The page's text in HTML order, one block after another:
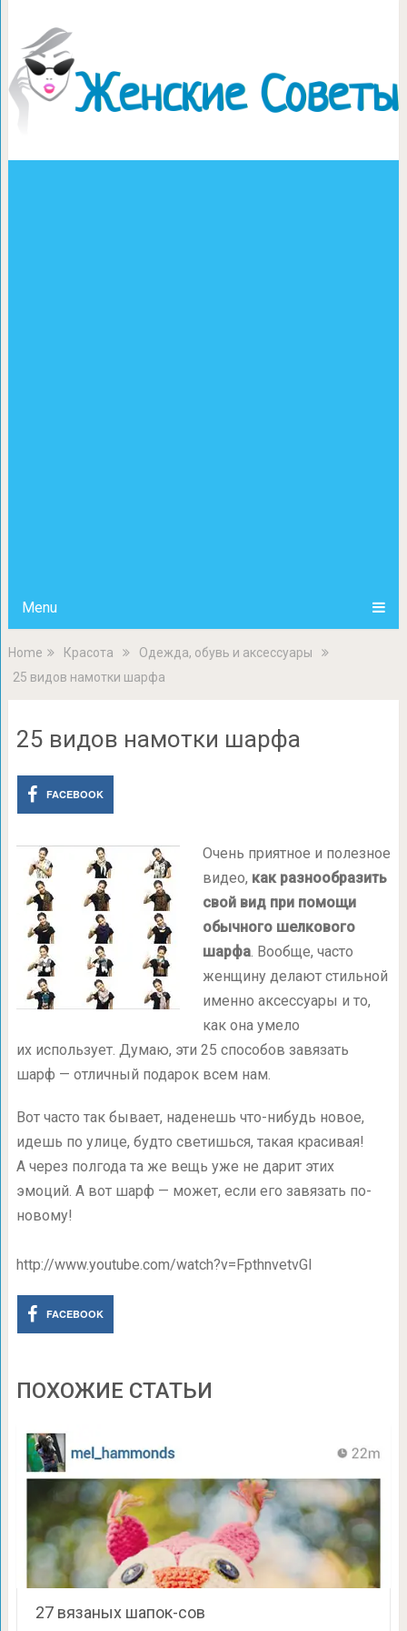
Menu
Home Красота
Одежда, обувь и аксессуары
25 видов намотки шарфа
25 видов намотки шарфа
FACEBOOK
Очень приятное и полезное
видео, как разнообразить
свой вид при помощи
обычного шелкового
шарфа. Вообще, часто
женщину делают стильной
именно аксессуары и то,
как она умело
их использует. Думаю, эти 25 способов завязать
шарф — отличный подарок всем нам.
Вот часто так бывает, наденешь что-нибудь новое,
идешь по улице, будто светишься, такая красивая!
А через полгода та же вещь уже не дарит этих
эмоций. А вот шарф — может, если его завязать по-
новому!
http://www.youtube.com/watch?v=FpthnvetvGI
FACEBOOK
ПОХОЖИЕ СТАТЬИ
27 вязаных шапок-сов